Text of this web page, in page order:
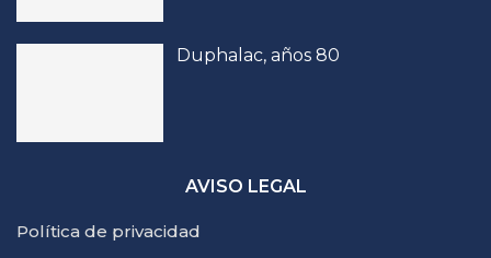
Duphalac, años 80
AVISO LEGAL
Política de privacidad